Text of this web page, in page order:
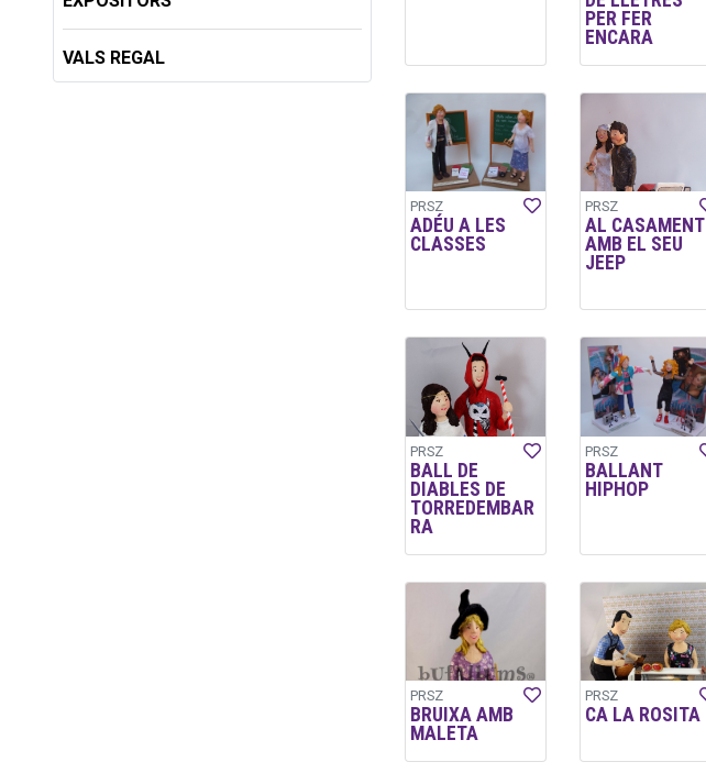
VALS REGAL
PER FER
ENCARA
PRSZ
ADÉU A LES
CLASSES
PRSZ
AL CASAMENT
AMB EL SEU
JEEP
PRSZ
BALL DE
DIABLES DE
TORREDEMBAR
RA
PRSZ
BALLANT
HIPHOP
PRSZ
BRUIXA AMB
MALETA
PRSZ
CA LA ROSITA